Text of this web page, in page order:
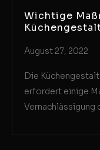
Wichtige
August 27, 2022
Die
erfordert einige
Vernachlässigung